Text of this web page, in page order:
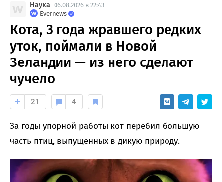
Наука 06.08.2026 в 22:43
Evernews
Кота, 3 года жравшего редких
уток, поймали в Новой
Зеландии — из него сделают
чучело
21 4
За годы упорной работы кот перебил большую
часть птиц, выпущенных в дикую природу.